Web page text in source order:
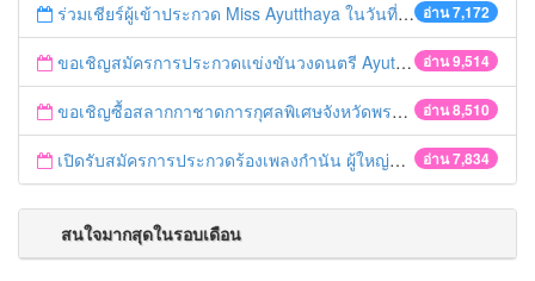
อ่าน 7,172
ร่วมเชียร์ผู้เข้าประกวด Miss Ayutthaya ในวันที่ 15 ธันวาคม 2560
อ่าน 9,514
ขอเชิญสมัครการประกวดแข่งขันวงดนตรี Ayutthaya battle of the bands
อ่าน 8,510
ขอเชิญซื้อสลากกาชาดการกุศลพิเศษจังหวัดพระนครศรีอยุธยา 2560
อ่าน 7,834
เปิดรับสมัครการประกวดร้องเพลงกำนัน ผู้ใหญ่บ้าน ฯลฯ
สนใจมากสุดในรอบเดือน